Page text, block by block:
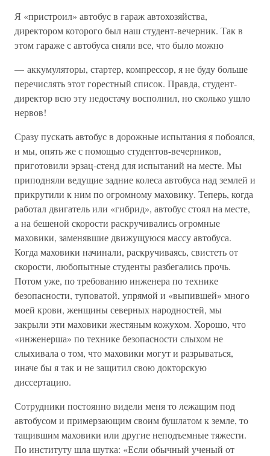
Я «пристроил» автобус в гараж автохозяйства,
директором которого был наш студент-вечерник. Так в
этом гараже с автобуса сняли все, что было можно
— аккумуляторы, стартер, компрессор, я не буду больше
перечислять этот горестный список. Правда, студент-
директор всю эту недостачу восполнил, но сколько ушло
нервов!
Сразу пускать автобус в дорожные испытания я побоялся,
и мы, опять же с помощью студентов-вечерников,
приготовили эрзац-стенд для испытаний на месте. Мы
приподняли ведущие задние колеса автобуса над землей и
прикрутили к ним по огромному маховику. Теперь, когда
работал двигатель или «гибрид», автобус стоял на месте,
а на бешеной скорости раскручивались огромные
маховики, заменявшие движущуюся массу автобуса.
Когда маховики начинали, раскручиваясь, свистеть от
скорости, любопытные студенты разбегались прочь.
Потом уже, по требованию инженера по технике
безопасности, туповатой, упрямой и «выпившей» много
моей крови, женщины северных народностей, мы
закрыли эти маховики жестяным кожухом. Хорошо, что
«инженерша» по технике безопасности слыхом не
слыхивала о том, что маховики могут и разрываться,
иначе бы я так и не защитил свою докторскую
диссертацию.
Сотрудники постоянно видели меня то лежащим под
автобусом и примерзающим своим бушлатом к земле, то
тащившим маховики или другие неподъемные тяжести.
По институту шла шутка: «Если обычный ученый от